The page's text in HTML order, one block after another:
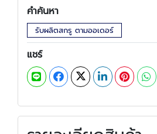
คำค้นหา
รับผลิตสกรู ตามออเดอร์
แชร์